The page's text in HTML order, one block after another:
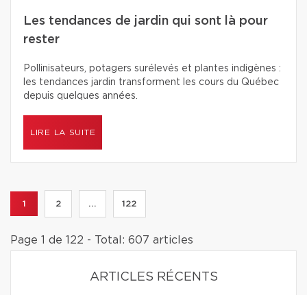
Les tendances de jardin qui sont là pour
rester
Pollinisateurs, potagers surélevés et plantes indigènes :
les tendances jardin transforment les cours du Québec
depuis quelques années.
LIRE LA SUITE
1 2 ... 122
Page 1 de 122 - Total: 607 articles
ARTICLES RÉCENTS